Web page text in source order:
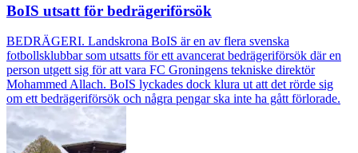
BoIS utsatt för bedrägeriförsök
BEDRÄGERI. Landskrona BoIS är en av flera svenska
fotbollsklubbar som utsatts för ett avancerat bedrägeriförsök där en
person utgett sig för att vara FC Groningens tekniske direktör
Mohammed Allach. BoIS lyckades dock klura ut att det rörde sig
om ett bedrägeriförsök och några pengar ska inte ha gått förlorade.